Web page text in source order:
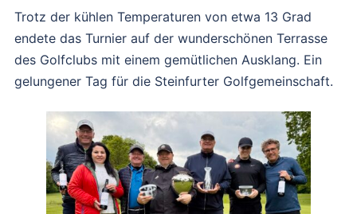
Trotz der kühlen Temperaturen von etwa 13 Grad
endete das Turnier auf der wunderschönen Terrasse
des Golfclubs mit einem gemütlichen Ausklang. Ein
gelungener Tag für die Steinfurter Golfgemeinschaft.